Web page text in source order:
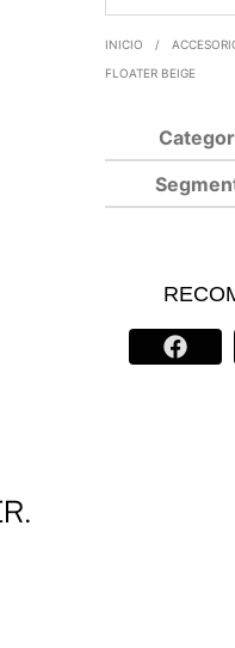
INICIO /
FLOATER BEIGE